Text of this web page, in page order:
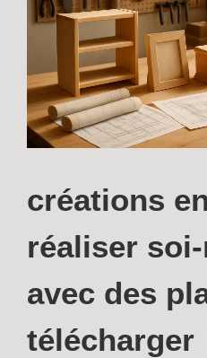
créations
réaliser
avec des
télécharger